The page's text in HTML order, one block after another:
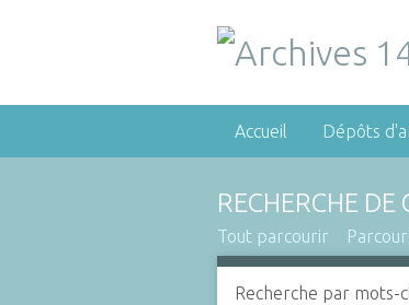
Accueil Dépôts
RECHERCHE DE
Tout parcourir
Recherche par mots-